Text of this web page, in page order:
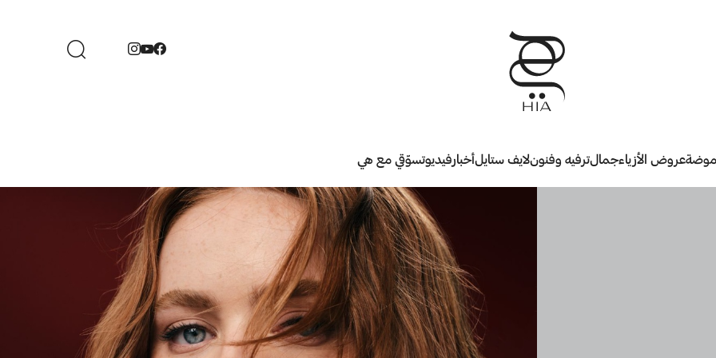
موضةعروض الأزياءجمالترفيه وفنونلايف ستايلأخبارفيديوتسوّقي مع هي